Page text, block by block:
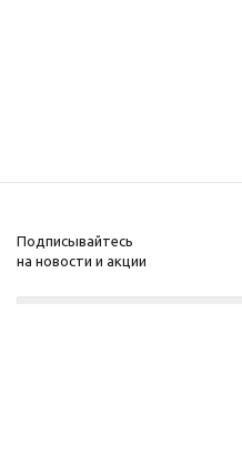
Подписывайтесь
на новости и акции